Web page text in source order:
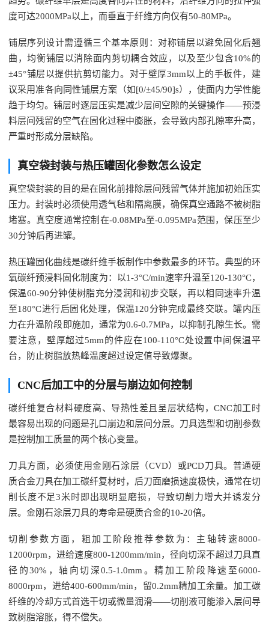
度可达2000MPa以上，而垂直于纤维方向仅有50-80MPa。
铺层序列设计需遵循三个基本原则：对称铺层以避免固化后翘
曲，均衡铺层以消除面内剪切耦合效应，以及至少包含10%的
±45°铺层以提供抗剪切能力。对于壁厚3mm以上的手板件，建
议采用准各向同性铺层方案（如[0/±45/90]s），使面内力学性能
趋于均匀。铺层时逐层压实是减少层间空隙的关键操作——预浸
料层间残留的空气在固化过程中膨胀，会导致内部孔隙率升高，
严重时形成分层缺陷。
真空袋封装与热压罐固化参数怎么设定
真空袋封装的目的是在固化前排除层间残留气体并施加初始压实
压力。封装时必须使用透气毡和隔离膜，确保真空通路不被树脂
堵塞。真空度通常控制在-0.08MPa至-0.095MPa范围，保压至少
30分钟后再进罐。
热压罐固化曲线是碳纤维手板制作中参数最多的环节。典型的环
氧碳纤预浸料固化制度为：以1-3°C/min速率升温至120-130°C，
保温60-90分钟使树脂充分浸润和初步交联，再以相同速率升温
至180°C进行后固化处理，保温120分钟完成最终交联。罐内压
力在升温阶段即施加，通常为0.6-0.7MPa，以抑制孔隙生长。需
要注意，壁厚超过5mm的件应在100-110°C处设置中间保温平
台，防止树脂放热峰温度超过设定值导致爆聚。
CNC后加工中的分层与崩边如何控制
碳纤维复合材料硬度高、导热性差且呈层状结构，CNC加工时
最容易出现的问题是孔口崩边和层间分层。刀具选型和切削参数
是控制加工质量的两个核心变量。
刀具方面，必须使用金刚石涂层（CVD）或PCD刀具。普通硬
质合金刀具在加工碳纤复材时，后刀面磨损速度极快，通常在切
削长度不足3米时即出现明显磨损，导致切削力增大并诱发分
层。金刚石涂层刀具的寿命是硬质合金的10-20倍。
切削参数方面，粗加工阶段推荐参数为：主轴转速8000-
12000rpm，进给速度800-1200mm/min，径向切深不超过刀具直
径的30%，轴向切深0.5-1.0mm。精加工阶段降速至6000-
8000rpm，进给400-600mm/min，留0.2mm精加工余量。加工碳
纤维的冷却方式首选干切或微量润滑——切削液可能渗入层间导
致树脂溶胀，得不偿失。